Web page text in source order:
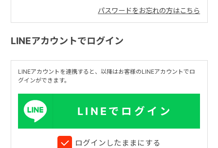
パスワードをお忘れの方はこちら
LINEアカウントでログイン
LINEアカウントを連携すると、以降はお客様のLINEアカウントでロ
グインができます。
LINEでログイン
ログインしたままにする